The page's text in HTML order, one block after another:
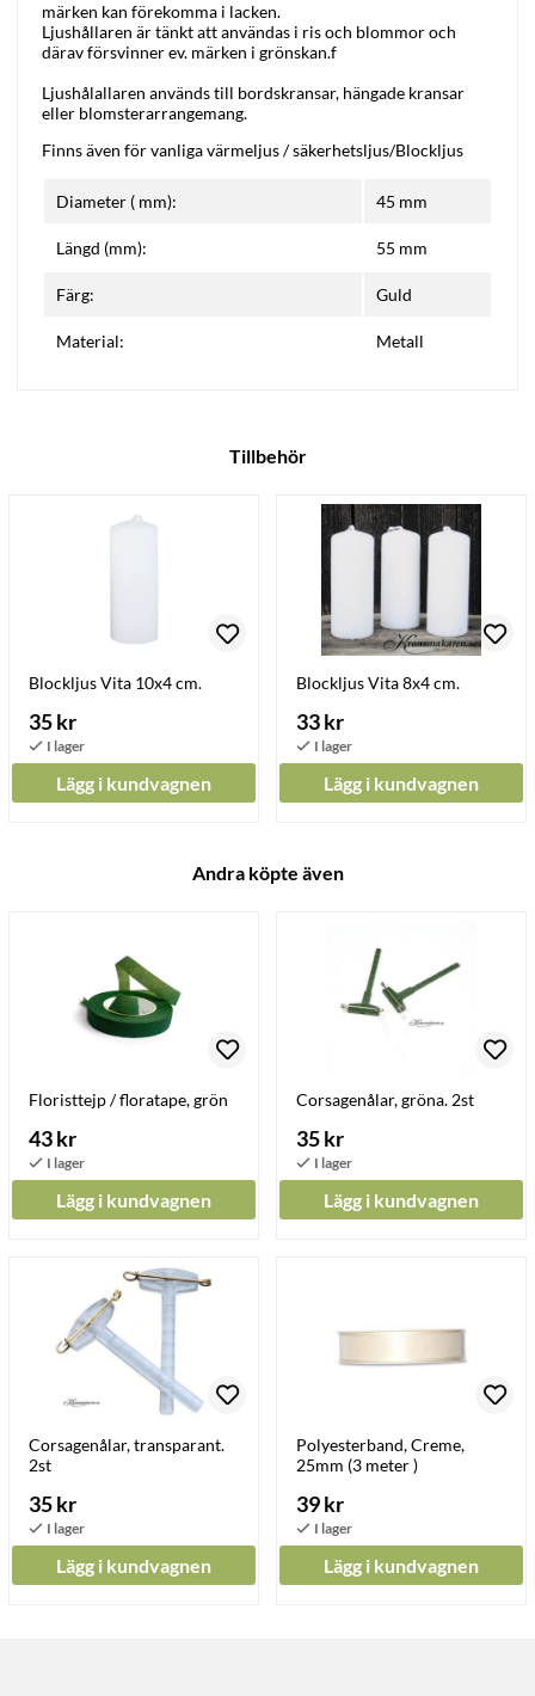
märken kan förekomma i lacken.
Ljushållaren är tänkt att användas i ris och blommor och
därav försvinner ev. märken i grönskan.f
Ljushålallaren används till bordskransar, hängade kransar
eller blomsterarrangemang.
Finns även för vanliga värmeljus /säkerhetsljus/Blockljus
Diameter ( mm): 45 mm
Längd (mm): 55 mm
Färg: Guld
Material: Metall
Tillbehör
Blockljus Vita 10x4 cm.
35 kr
Lägg i kundvagnen
Blockljus Vita 8x4 cm.
33 kr
Lägg i kundvagnen
Andra köpte även
Floristtejp / floratape, grön
43 kr
Lägg i kundvagnen
Corsagenålar, gröna. 2st
35 kr
Lägg i kundvagnen
Corsagenålar, transparant.
2st
35 kr
Lägg i kundvagnen
Polyesterband, Creme,
25mm (3 meter )
39 kr
Lägg i kundvagnen